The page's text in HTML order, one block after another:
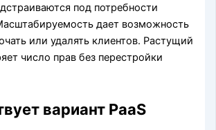
под потребности
дает возможность
или удалять клиентов. Растущий
число прав без перестройки
вариант PaaS